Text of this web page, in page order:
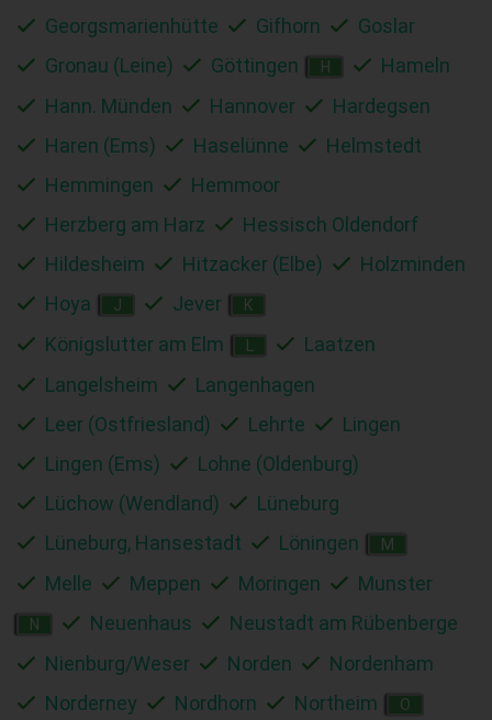
Georgsmarienhütte
Gifhorn
Goslar
Gronau (Leine)
Göttingen H
Hameln
Hann. Münden
Hannover
Hardegsen
Haren (Ems)
Haselünne
Helmstedt
Hemmingen
Hemmoor
Herzberg am Harz
Hessisch Oldendorf
Hildesheim
Hitzacker (Elbe)
Holzminden
Hoya
J Jever K
Königslutter am Elm
Laatzen
Langelsheim
Langenhagen
Leer (Ostfriesland)
Lehrte
Lingen
Lingen (Ems)
Lohne (Oldenburg)
Lüchow (Wendland)
Lüneburg
Lüneburg, Hansestadt
Löningen M
Melle Meppen Moringen Munster
N Neuenhaus
Neustadt am Rübenberge
Nienburg/Weser
Norden
Nordenham
Norderney
Nordhorn Northeim O